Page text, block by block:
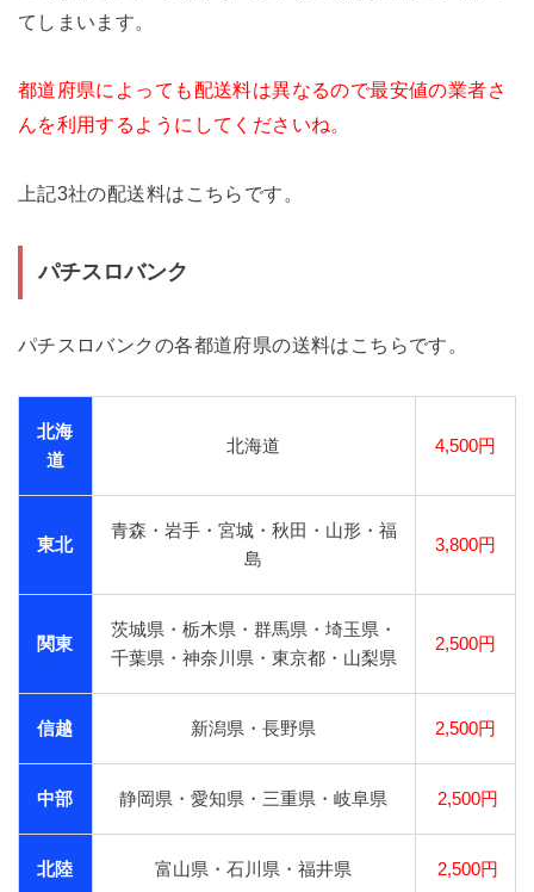
てしまいます。
都道府県によっても配送料は異なるので最安値の業者さ
んを利用するようにしてくださいね。
上記3社の配送料はこちらです。
パチスロバンク
パチスロバンクの各都道府県の送料はこちらです。
北海
道
北海道 4,500円
東北
青森・岩手・宮城・秋田・山形・福
島
3,800円
関東
茨城県・栃木県・群馬県・埼玉県・
千葉県・神奈川県・東京都・山梨県
2,500円
信越 新潟県・長野県 2,500円
中部 静岡県・愛知県・三重県・岐阜県 2,500円
北陸 富山県・石川県・福井県 2,500円